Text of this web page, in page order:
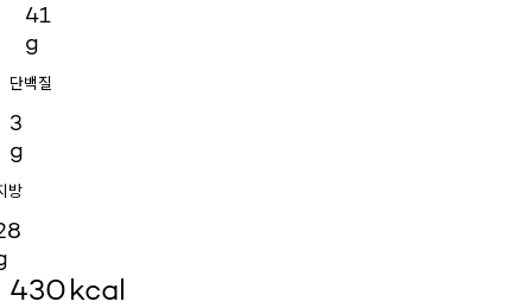
41
g
단백질
3
g
방
430kcal